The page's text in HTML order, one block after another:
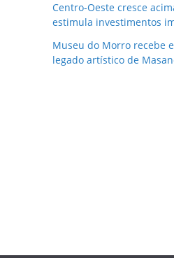
Centro-Oeste cresce
estimula investimentos
Museu do Morro recebe
legado artístico de